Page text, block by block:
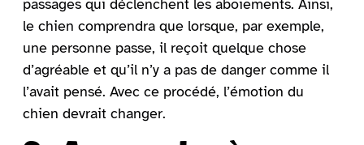
passages qui déclenchent les aboiements. Ainsi,
le chien comprendra que lorsque, par exemple,
une personne passe, il reçoit quelque chose
d’agréable et qu’il n’y a pas de danger comme il
l’avait pensé. Avec ce procédé, l’émotion du
chien devrait changer.